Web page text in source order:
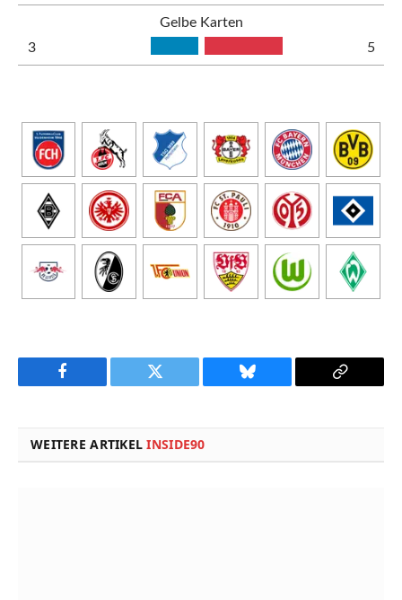
Gelbe Karten
3
5
Facebook Twitter Bluesky
Copy
WEITERE ARTIKELINSIDE90